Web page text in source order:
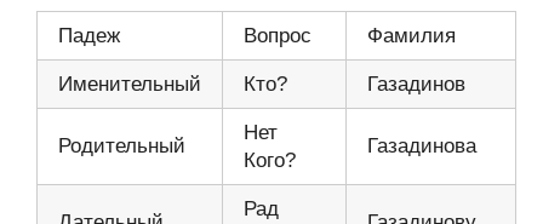
Падеж Вопрос Фамилия
Именительный Кто? Газадинов
Родительный
Нет
Кого?
Газадинова
Рад